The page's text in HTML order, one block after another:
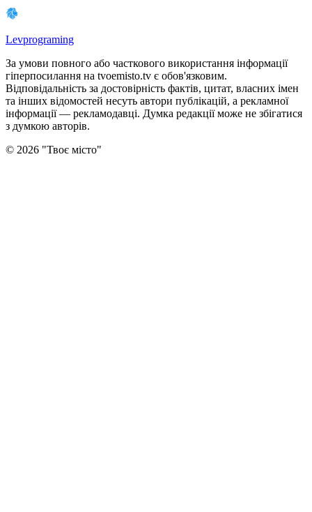
Levprograming
За умови повного або часткового використання iнформацiї
гіперпосилання на tvoemisto.tv є обов'язковим.
Відповідальність за достовірність фактів, цитат, власних імен
та інших відомостей несуть автори публікацій, а рекламної
інформації — рекламодавці. Думка редакцiї може не збiгатися
з думкою авторiв.
© 2026 "Твоє місто"